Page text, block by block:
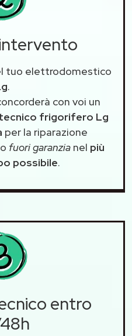
tuo elettrodomestico
.
con voi un
frigorifero Lg
per la riparazione
fuori garanzianel più
possibile.
entro